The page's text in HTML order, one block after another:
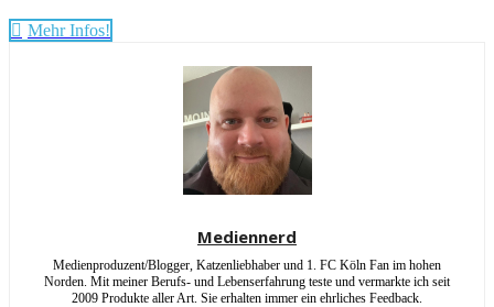
Mehr Infos!
Mediennerd
Medienproduzent/Blogger, Katzenliebhaber und 1. FC Köln Fan im hohen
Norden. Mit meiner Berufs- und Lebenserfahrung teste und vermarkte ich seit
2009 Produkte aller Art. Sie erhalten immer ein ehrliches Feedback.